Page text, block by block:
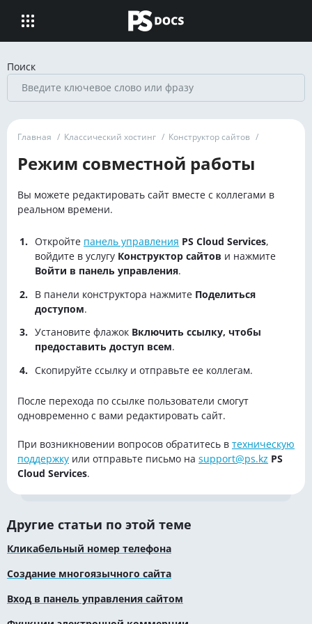
Поиск
Главная / Классический хостинг / Конструктор сайтов /
Режим совместной работы
Вы можете редактировать сайт вместе с коллегами в
реальном времени.
Откройте панель управления PS Cloud Services,
войдите в услугу Конструктор сайтов и нажмите
Войти в панель управления.
В панели конструктора нажмите Поделиться
доступом.
Установите флажок Включить ссылку, чтобы
предоставить доступ всем.
Скопируйте ссылку и отправьте ее коллегам.
После перехода по ссылке пользователи смогут
одновременно с вами редактировать сайт.
При возникновении вопросов обратитесь в техническую
поддержку или отправьте письмо на support@ps.kz PS
Cloud Services.
Другие статьи по этой теме
Кликабельный номер телефона
Создание многоязычного сайта
Вход в панель управления сайтом